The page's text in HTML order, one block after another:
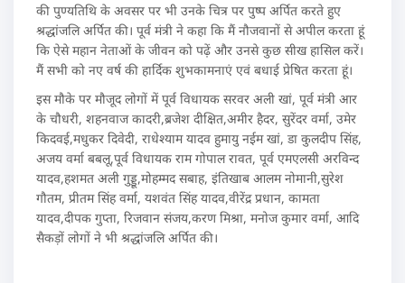
की पुण्यतिथि के अवसर पर भी उनके चित्र पर पुष्प अर्पित करते हुए
श्रद्धांजलि अर्पित की। पूर्व मंत्री ने कहा कि मैं नौजवानों से अपील करता हूं
कि ऐसे महान नेताओं के जीवन को पढ़ें और उनसे कुछ सीख हासिल करें।
मैं सभी को नए वर्ष की हार्दिक शुभकामनाएं एवं बधाई प्रेषित करता हूं।
इस मौके पर मौजूद लोगों में पूर्व विधायक सरवर अली खां, पूर्व मंत्री आर
के चौधरी, शहनवाज कादरी,ब्रजेश दीक्षित,अमीर हैदर, सुरेंदर वर्मा, उमेर
किदवई,मधुकर दिवेदी, राधेश्याम यादव हुमायु नईम खां, डा कुलदीप सिंह,
अजय वर्मा बबलू,पूर्व विधायक राम गोपाल रावत, पूर्व एमएलसी अरविन्द
यादव,हशमत अली गुड्डू,मोहम्मद सबाह, इंतिखाब आलम नोमानी,सुरेश
गौतम, प्रीतम सिंह वर्मा, यशवंत सिंह यादव,वीरेंद्र प्रधान, कामता
यादव,दीपक गुप्ता, रिजवान संजय,करण मिश्रा, मनोज कुमार वर्मा, आदि
सैकड़ों लोगों ने भी श्रद्धांजलि अर्पित की।